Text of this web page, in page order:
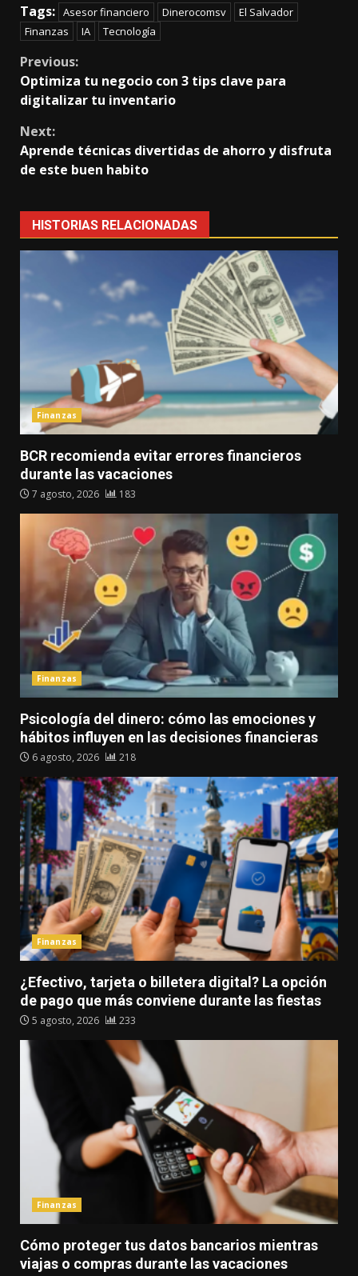
Tags: Asesor financiero Dinerocomsv
El Salvador
Finanzas
IA Tecnología
Continue
Reading
Previous:
Optimiza tu negocio con 3 tips clave para
digitalizar tu inventario
Next:
Aprende técnicas divertidas de ahorro y disfruta
de este buen habito
HISTORIAS RELACIONADAS
Finanzas
BCR recomienda evitar errores financieros
durante las vacaciones
7 agosto, 2026 183
Finanzas
Psicología del dinero: cómo las emociones y
hábitos influyen en las decisiones financieras
6 agosto, 2026 218
Finanzas
¿Efectivo, tarjeta o billetera digital? La opción
de pago que más conviene durante las fiestas
5 agosto, 2026 233
Finanzas
Cómo proteger tus datos bancarios mientras
viajas o compras durante las vacaciones